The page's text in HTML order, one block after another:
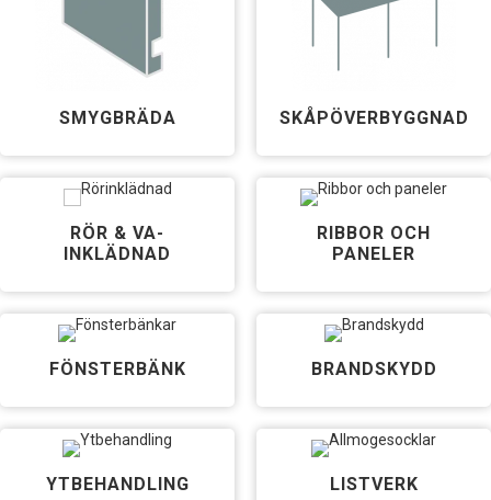
SMYGBRÄDA SKÅP­ÖVERBYGGNAD
RÖR & VA-
INKLÄDNAD
RIBBOR OCH
PANELER
FÖNSTERBÄNK BRANDSKYDD
YTBEHANDLING LISTVERK